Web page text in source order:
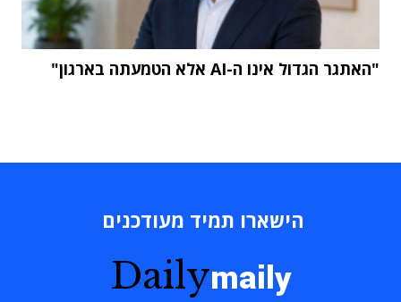
"האתגר הגדול אינו ה-AI אלא הטמעתה בארגון"
הישארו תמיד מעודכנים
Dailymaily